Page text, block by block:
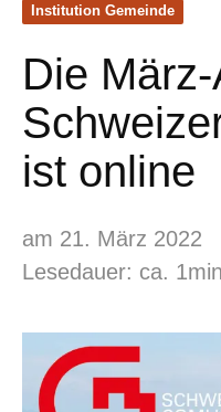
Institution Gemeinde
Die
ist online
am 21. März 2022
Lesedauer: ca. 1min